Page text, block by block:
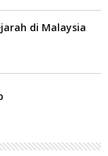
di Malaysia